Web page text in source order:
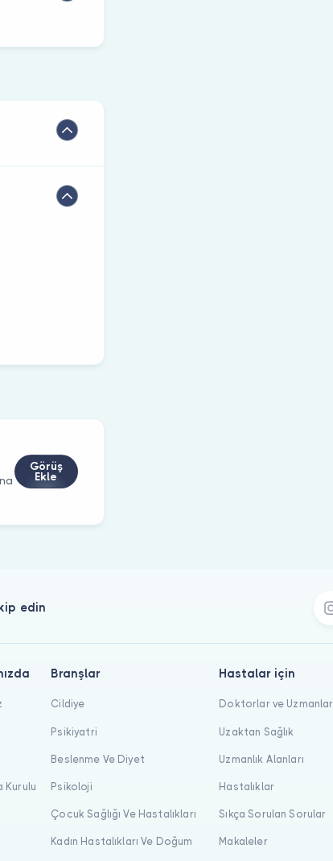
Görüş
Ekle
edin
Kurulu
Branşlar
Cildiye
Psikiyatri
Beslenme Ve Diyet
Psikoloji
Çocuk Sağlığı Ve Hastalıkları
Kadın Hastalıkları Ve Doğum
Hastalar için
Doktorlar ve Uzmanlar
Uzaktan Sağlık
Uzmanlık Alanları
Hastalıklar
Sıkça Sorulan Sorular
Makaleler